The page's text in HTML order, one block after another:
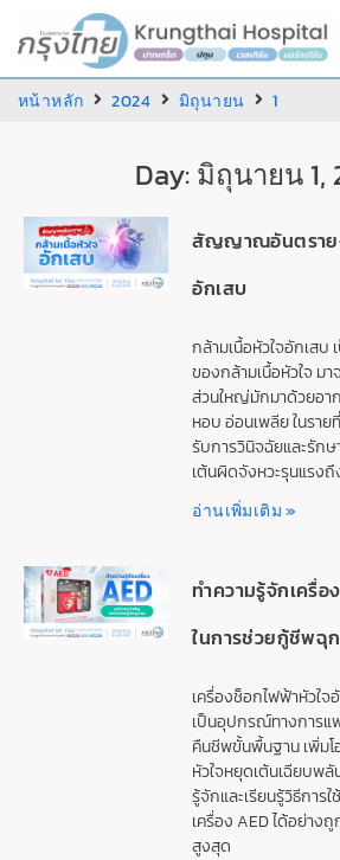
หน้าหลัก 2024 มิถุนายน 1
Day: มิถุนายน 1,
สัญญาณอันตราย-
อักเสบ
กล้ามเนื้อหัวใจอักเสบ
ของกล้ามเนื้อหัวใจ ม
ส่วนใหญ่มักมาด้วยอา
หอบ อ่อนเพลีย ในราย
รับการวินิจฉัยและรักษ
เต้นผิดจังหวะรุนแรง
อ่านเพิ่มเติม »
ทำความรู้จักเครื่
ในการช่วยกู้ชีพฉุ
เครื่องช็อกไฟฟ้าหัวใจ
เป็นอุปกรณ์ทางการแ
คืนชีพขั้นพื้นฐาน เพิ่ม
หัวใจหยุดเต้นเฉียบพ
รู้จักและเรียนรู้วิธีการ
เครื่อง AED ได้อย่าง
สูงสุด